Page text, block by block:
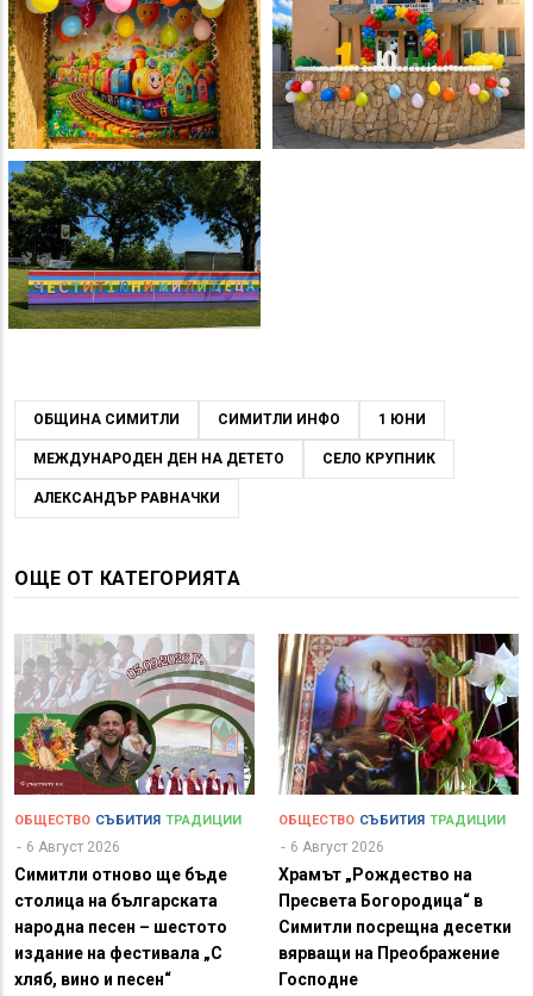
ОБЩИНА СИМИТЛИ СИМИТЛИ ИНФО 1 ЮНИ
МЕЖДУНАРОДЕН ДЕН НА ДЕТЕТО СЕЛО КРУПНИК
АЛЕКСАНДЪР РАВНАЧКИ
ОЩЕ ОТ КАТЕГОРИЯТА
ОБЩЕСТВО СЪБИТИЯ ТРАДИЦИИ
6 Август 2026
Симитли отново ще бъде
столица на българската
народна песен – шестото
издание на фестивала „С
хляб, вино и песен“
ОБЩЕСТВО СЪБИТИЯ ТРАДИЦИИ
6 Август 2026
Храмът „Рождество на
Пресвета Богородица“ в
Симитли посрещна десетки
вярващи на Преображение
Господне